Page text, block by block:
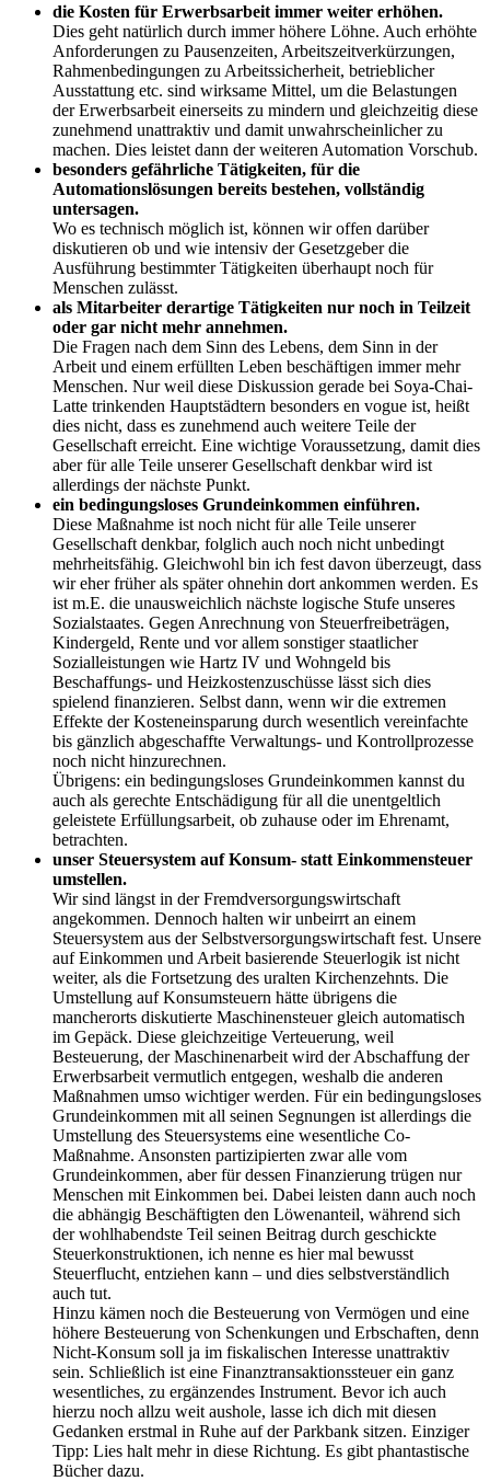
die Kosten für Erwerbsarbeit immer weiter erhöhen.
Dies geht natürlich durch immer höhere Löhne. Auch erhöhte
Anforderungen zu Pausenzeiten, Arbeitszeitverkürzungen,
Rahmenbedingungen zu Arbeitssicherheit, betrieblicher
Ausstattung etc. sind wirksame Mittel, um die Belastungen
der Erwerbsarbeit einerseits zu mindern und gleichzeitig diese
zunehmend unattraktiv und damit unwahrscheinlicher zu
machen. Dies leistet dann der weiteren Automation Vorschub.
besonders gefährliche Tätigkeiten, für die
Automationslösungen bereits bestehen, vollständig
untersagen.
Wo es technisch möglich ist, können wir offen darüber
diskutieren ob und wie intensiv der Gesetzgeber die
Ausführung bestimmter Tätigkeiten überhaupt noch für
Menschen zulässt.
als Mitarbeiter derartige Tätigkeiten nur noch in Teilzeit
oder gar nicht mehr annehmen.
Die Fragen nach dem Sinn des Lebens, dem Sinn in der
Arbeit und einem erfüllten Leben beschäftigen immer mehr
Menschen. Nur weil diese Diskussion gerade bei Soya-Chai-
Latte trinkenden Hauptstädtern besonders en vogue ist, heißt
dies nicht, dass es zunehmend auch weitere Teile der
Gesellschaft erreicht. Eine wichtige Voraussetzung, damit dies
aber für alle Teile unserer Gesellschaft denkbar wird ist
allerdings der nächste Punkt.
ein bedingungsloses Grundeinkommen einführen.
Diese Maßnahme ist noch nicht für alle Teile unserer
Gesellschaft denkbar, folglich auch noch nicht unbedingt
mehrheitsfähig. Gleichwohl bin ich fest davon überzeugt, dass
wir eher früher als später ohnehin dort ankommen werden. Es
ist m.E. die unausweichlich nächste logische Stufe unseres
Sozialstaates. Gegen Anrechnung von Steuerfreibeträgen,
Kindergeld, Rente und vor allem sonstiger staatlicher
Sozialleistungen wie Hartz IV und Wohngeld bis
Beschaffungs- und Heizkostenzuschüsse lässt sich dies
spielend finanzieren. Selbst dann, wenn wir die extremen
Effekte der Kosteneinsparung durch wesentlich vereinfachte
bis gänzlich abgeschaffte Verwaltungs- und Kontrollprozesse
noch nicht hinzurechnen.
Übrigens: ein bedingungsloses Grundeinkommen kannst du
auch als gerechte Entschädigung für all die unentgeltlich
geleistete Erfüllungsarbeit, ob zuhause oder im Ehrenamt,
betrachten.
unser Steuersystem auf Konsum- statt Einkommensteuer
umstellen.
Wir sind längst in der Fremdversorgungswirtschaft
angekommen. Dennoch halten wir unbeirrt an einem
Steuersystem aus der Selbstversorgungswirtschaft fest. Unsere
auf Einkommen und Arbeit basierende Steuerlogik ist nicht
weiter, als die Fortsetzung des uralten Kirchenzehnts. Die
Umstellung auf Konsumsteuern hätte übrigens die
mancherorts diskutierte Maschinensteuer gleich automatisch
im Gepäck. Diese gleichzeitige Verteuerung, weil
Besteuerung, der Maschinenarbeit wird der Abschaffung der
Erwerbsarbeit vermutlich entgegen, weshalb die anderen
Maßnahmen umso wichtiger werden. Für ein bedingungsloses
Grundeinkommen mit all seinen Segnungen ist allerdings die
Umstellung des Steuersystems eine wesentliche Co-
Maßnahme. Ansonsten partizipierten zwar alle vom
Grundeinkommen, aber für dessen Finanzierung trügen nur
Menschen mit Einkommen bei. Dabei leisten dann auch noch
die abhängig Beschäftigten den Löwenanteil, während sich
der wohlhabendste Teil seinen Beitrag durch geschickte
Steuerkonstruktionen, ich nenne es hier mal bewusst
Steuerflucht, entziehen kann – und dies selbstverständlich
auch tut.
Hinzu kämen noch die Besteuerung von Vermögen und eine
höhere Besteuerung von Schenkungen und Erbschaften, denn
Nicht-Konsum soll ja im fiskalischen Interesse unattraktiv
sein. Schließlich ist eine Finanztransaktionssteuer ein ganz
wesentliches, zu ergänzendes Instrument. Bevor ich auch
hierzu noch allzu weit aushole, lasse ich dich mit diesen
Gedanken erstmal in Ruhe auf der Parkbank sitzen. Einziger
Tipp: Lies halt mehr in diese Richtung. Es gibt phantastische
Bücher dazu.